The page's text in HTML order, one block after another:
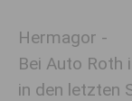
Hermagor -
Bei Auto Roth
in den letzten